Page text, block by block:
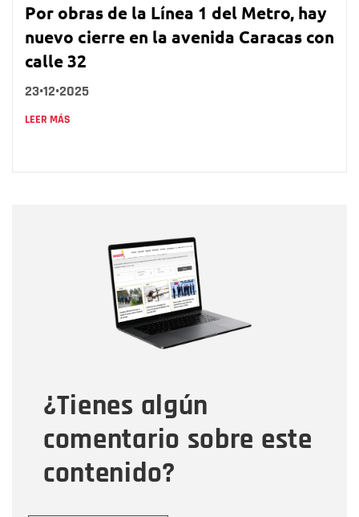
Por obras de la Línea 1 del Metro, hay
nuevo cierre en la avenida Caracas con
calle 32
23•12•2025
LEER MÁS
¿Tienes algún
comentario sobre este
contenido?
Correo electrónico
Tipo de comentario
Mensaje